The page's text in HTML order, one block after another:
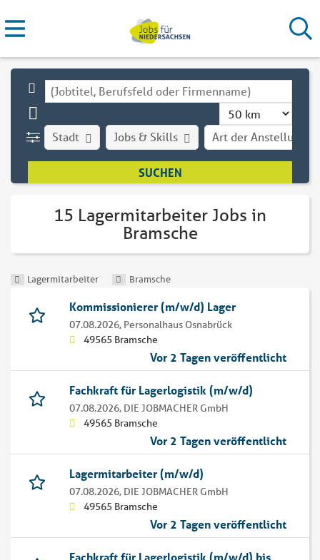
Stadt Art der Anstellung
Jobs & Skills
15 Lagermitarbeiter Jobs in
Bramsche
Lagermitarbeiter Bramsche
Kommissionierer (m/w/d) Lager
07.08.2026, Personalhaus Osnabrück
49565 Bramsche
Vor 2 Tagen veröffentlicht
Fachkraft für Lagerlogistik (m/w/d)
07.08.2026, DIE JOBMACHER GmbH
49565 Bramsche
Vor 2 Tagen veröffentlicht
Lagermitarbeiter (m/w/d)
07.08.2026, DIE JOBMACHER GmbH
49565 Bramsche
Vor 2 Tagen veröffentlicht